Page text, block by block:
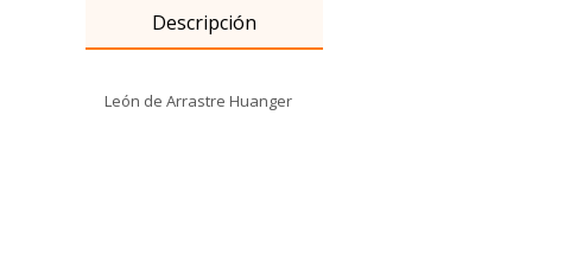
Descripción
León de Arrastre Huanger